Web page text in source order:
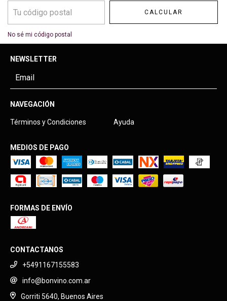
CALCULAR
No sé mi código postal
NEWSLETTER
NAVEGACIÓN
Términos y Condiciones Ayuda
MEDIOS DE PAGO
FORMAS DE ENVÍO
CONTACTANOS
+5491167155583
info@bonvino.com.ar
Gorriti 5640, Buenos Aires